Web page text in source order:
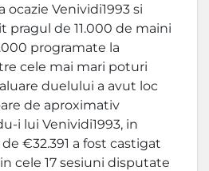
ocazie Venividi1993 si
pragul de 11.000 de maini
programate la
cele mai mari poturi
duelului a avut loc
de aproximativ
i lui Venividi1993, in
€32.391 a fost castigat
cele 17 sesiuni disputate